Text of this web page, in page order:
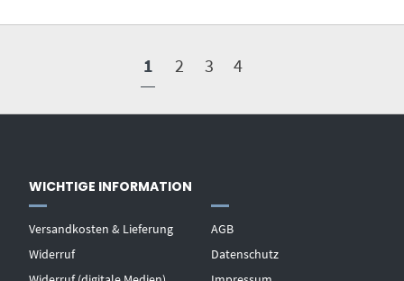
1 2 3 4
WICHTIGE INFORMATION
Versandkosten & Lieferung
Widerruf
AGB
Datenschutz